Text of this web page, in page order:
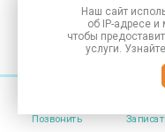
Семейная
скидкой 10%
Позвонить
Наш сайт
об IP-адресеи
чтобы
услуги.